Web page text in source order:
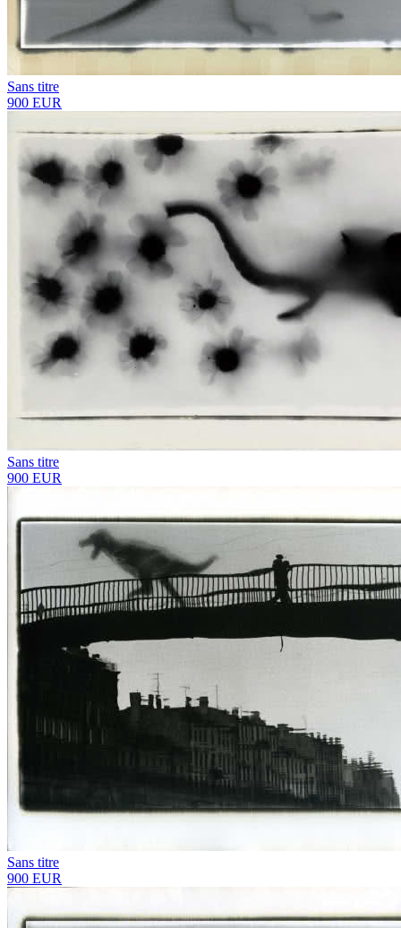
Sans titre
900 EUR
Sans titre
900 EUR
Sans titre
900 EUR